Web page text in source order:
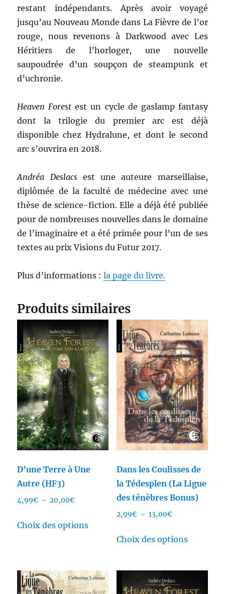
restant indépendants. Après avoir voyagé
jusqu’au Nouveau Monde dans La Fièvre de l’or
rouge, nous revenons à Darkwood avec Les
Héritiers de l’horloger, une nouvelle
saupoudrée d’un soupçon de steampunk et
d’uchronie.
Heaven Forestest un cycle de gaslamp fantasy
dont la trilogie du premier arc est déjà
disponible chez Hydralune, et dont le second
arc s’ouvrira en 2018.
Andréa Deslacs est une auteure marseillaise,
diplômée de la faculté de médecine avec une
thèse de science-fiction. Elle a déjà été publiée
pour de nombreuses nouvelles dans le domaine
de l’imaginaire et a été primée pour l’un de ses
textes au prix Visions du Futur 2017.
Plus d’informations :la page du livre.
Produits similaires
D’une Terre à Une
Autre (HF3)
4,99€ – 20,00€
prix :
Choix des options
produit
variations.
Les
Dans les Coulisses de
la Tédesplen (La Ligue
des ténèbres Bonus)
2,99€ – 13,00€Plage
prix :
Choix des options
produit
plusieurs